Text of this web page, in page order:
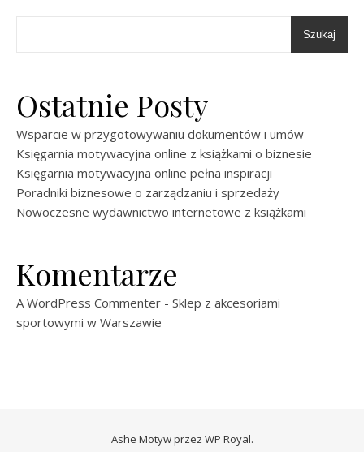
Szukaj
Ostatnie Posty
Wsparcie w przygotowywaniu dokumentów i umów
Księgarnia motywacyjna online z książkami o biznesie
Księgarnia motywacyjna online pełna inspiracji
Poradniki biznesowe o zarządzaniu i sprzedaży
Nowoczesne wydawnictwo internetowe z książkami
Komentarze
A WordPress Commenter - Sklep z akcesoriami
sportowymi w Warszawie
Ashe Motyw przez WP Royal.